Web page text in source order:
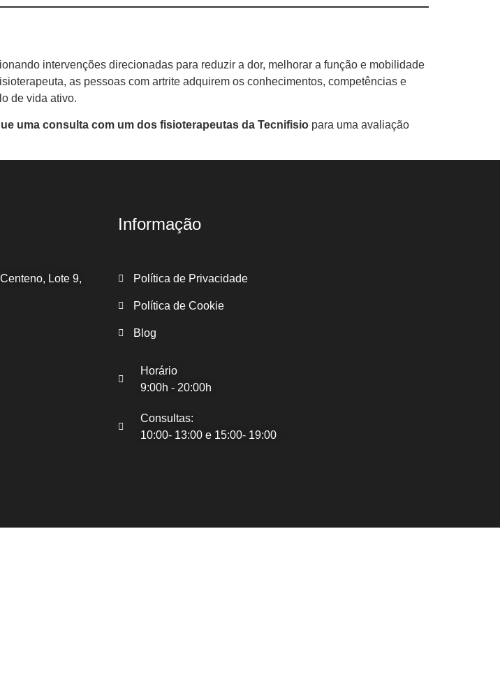
intervenções direcionadas para reduzir a dor, melhorar a função e mobilidade
as pessoas com artrite adquirem os conhecimentos, competências e
de vida ativo.
uma consulta com um dos fisioterapeutas da Tecnifisio para uma avaliação
Lote 9,
Informação
Política de Privacidade
Política de Cookie
Blog
Horário
9:00h - 20:00h
Consultas:
10:00- 13:00 e 15:00- 19:00